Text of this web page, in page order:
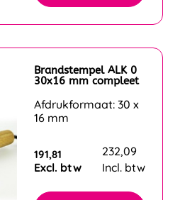
Brandstempel ALK 0
30x16 mm compleet
Afdrukformaat: 30 x
16 mm
191,81
Excl. btw
232,09
Incl. btw